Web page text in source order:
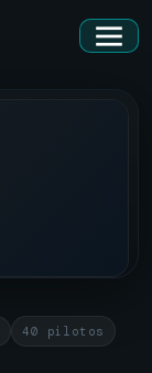
40 pilotos